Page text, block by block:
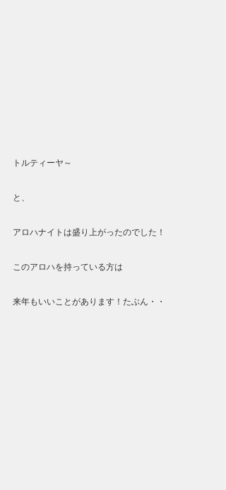
トルティーヤ～
と、
アロハナイトは盛り上がったのでした！
このアロハを持っている方は
来年もいいことがあります！たぶん・・